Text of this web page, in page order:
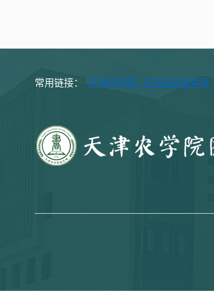
常用链接： 天津农学院 天开园资源共享